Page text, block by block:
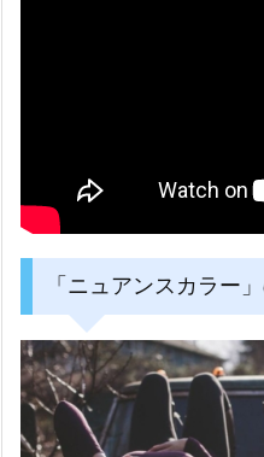
「ニュアンスカラー